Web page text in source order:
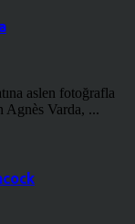
aslen fotoğrafla
Agnès Varda, ...